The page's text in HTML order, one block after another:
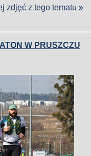
zdjęć z tego tematu »
W PRUSZCZU